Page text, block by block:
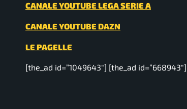
CANALE YOUTUBE LEGA SERIE A
CANALE YOUTUBE DAZN
LE PAGELLE
[the_ad id=”1049643″] [the_ad